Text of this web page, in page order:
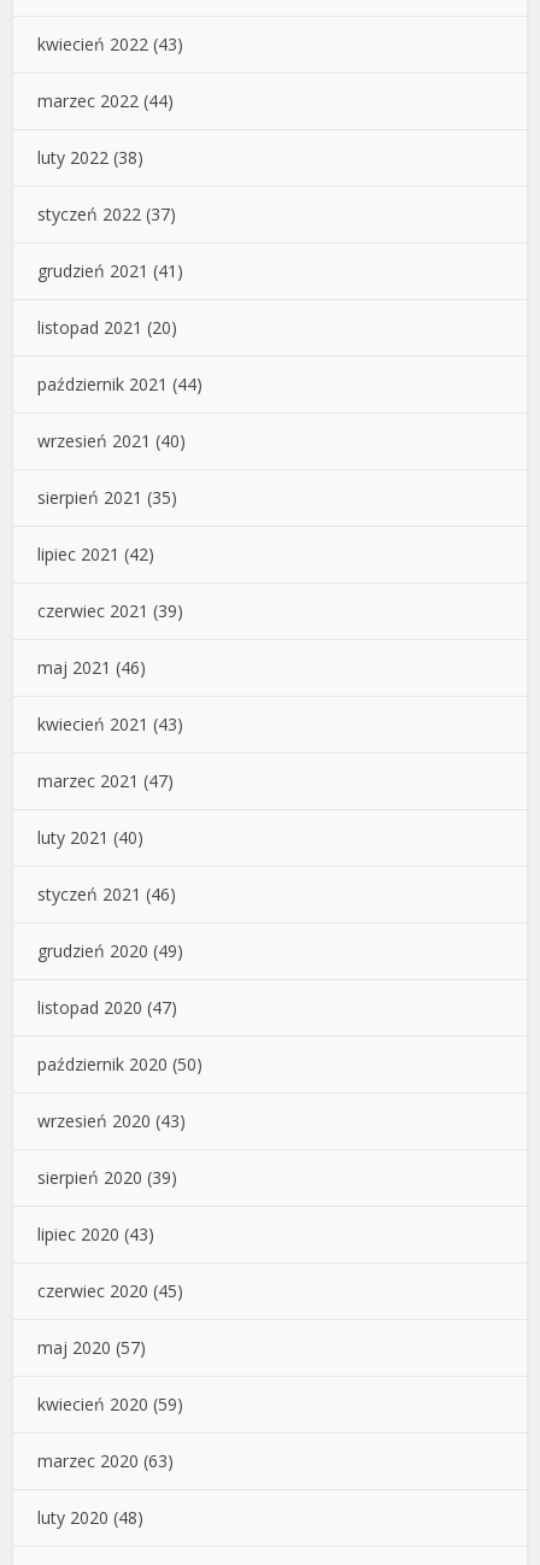
kwiecień 2022 (43)
marzec 2022 (44)
luty 2022 (38)
styczeń 2022 (37)
grudzień 2021 (41)
listopad 2021 (20)
październik 2021 (44)
wrzesień 2021 (40)
sierpień 2021 (35)
lipiec 2021 (42)
czerwiec 2021 (39)
maj 2021 (46)
kwiecień 2021 (43)
marzec 2021 (47)
luty 2021 (40)
styczeń 2021 (46)
grudzień 2020 (49)
listopad 2020 (47)
październik 2020 (50)
wrzesień 2020 (43)
sierpień 2020 (39)
lipiec 2020 (43)
czerwiec 2020 (45)
maj 2020 (57)
kwiecień 2020 (59)
marzec 2020 (63)
luty 2020 (48)